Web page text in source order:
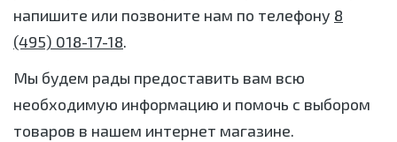
напишите или позвоните нам по телефону 8
(495) 018-17-18.
Мы будем рады предоставить вам всю
необходимую информацию и помочь с выбором
товаров в нашем интернет магазине.